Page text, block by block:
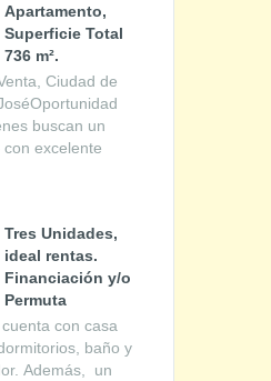
Apartamento,
Superficie Total
736 m².
Ciudad de
buscan un
excelente
Tres Unidades,
ideal rentas.
Financiación y/o
Permuta
con casa
baño y
Además, un